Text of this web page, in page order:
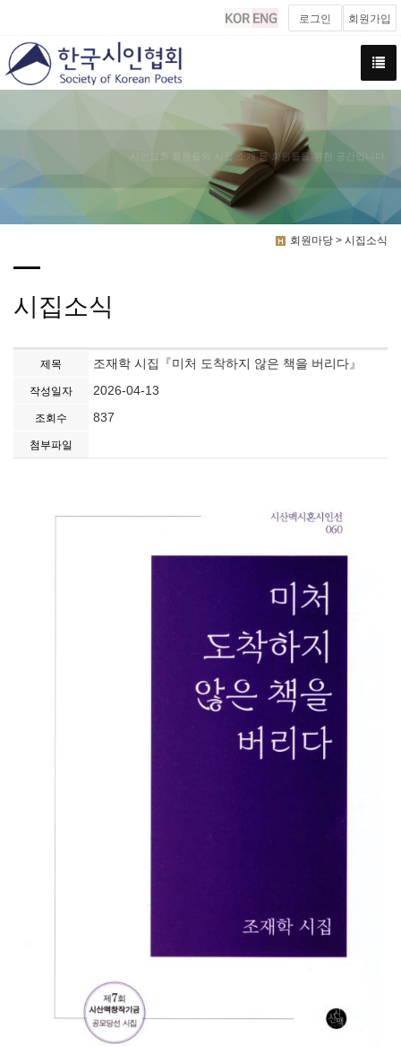
로그인 회원가입
시인협회 회원들의 시집 소개 등 회원들을 위한 공간입니다.
회원마당 > 시집소식
시집소식
제목 조재학 시집『미처 도착하지 않은 책을 버리다』
작성일자 2026-04-13
조회수 837
첨부파일